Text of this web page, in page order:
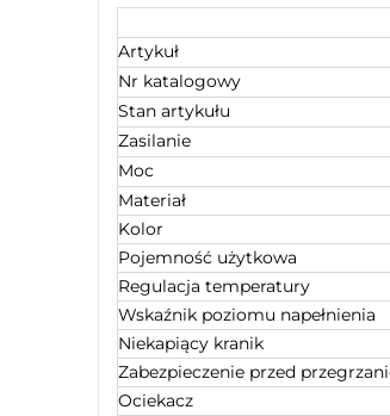
Artykuł
Nr katalogowy
Stan artykułu
Zasilanie
Moc
Materiał
Kolor
Pojemność użytkowa
Regulacja temperatury
Wskaźnik poziomu napełnienia
Niekapiący kranik
Zabezpieczenie przed
Ociekacz